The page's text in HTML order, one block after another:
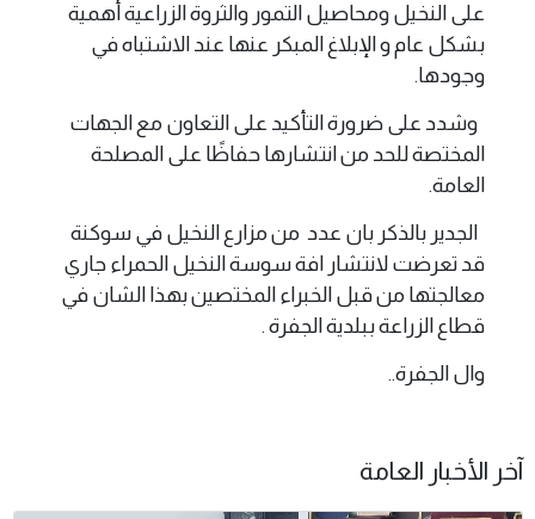
على النخيل ومحاصيل التمور والثروة الزراعية أهمية
بشكل عام و الإبلاغ المبكر عنها عند الاشتباه في
وجودها.
وشدد على ضرورة التأكيد على التعاون مع الجهات
المختصة للحد من انتشارها حفاظًا على المصلحة
العامة.
الجدير بالذكر بان عدد من مزارع النخيل في سوكنة
قد تعرضت لانتشار افة سوسة النخيل الحمراء جاري
معالجتها من قبل الخبراء المختصين بهذا الشان في
قطاع الزراعة ببلدية الجفرة .
وال الجفرة..
آخر الأخبار العامة